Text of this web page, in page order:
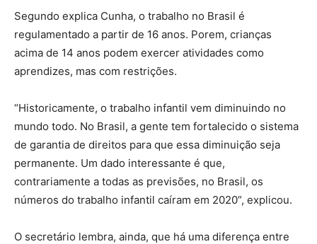
Segundo explica Cunha, o trabalho no Brasil é
regulamentado a partir de 16 anos. Porem, crianças
acima de 14 anos podem exercer atividades como
aprendizes, mas com restrições.
“Historicamente, o trabalho infantil vem diminuindo no
mundo todo. No Brasil, a gente tem fortalecido o sistema
de garantia de direitos para que essa diminuição seja
permanente. Um dado interessante é que,
contrariamente a todas as previsões, no Brasil, os
números do trabalho infantil caíram em 2020”, explicou.
O secretário lembra, ainda, que há uma diferença entre